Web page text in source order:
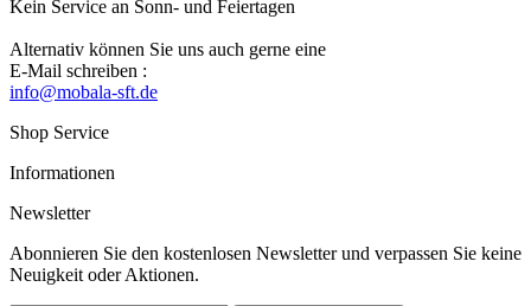
Kein Service an Sonn- und Feiertagen
Alternativ können Sie uns auch gerne eine
E-Mail schreiben :
info@mobala-sft.de
Shop Service
Informationen
Newsletter
Abonnieren Sie den kostenlosen Newsletter und verpassen Sie keine
Neuigkeit oder Aktionen.